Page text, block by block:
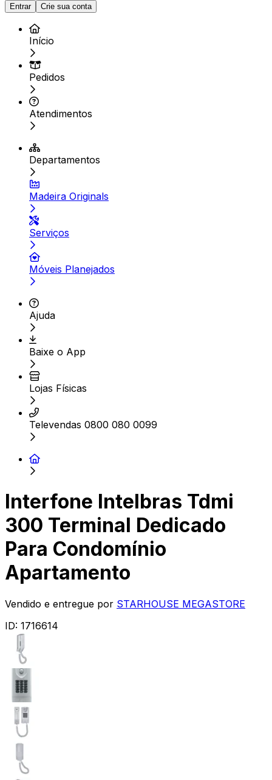
Entrar Crie sua conta
Início
Pedidos
Atendimentos
Departamentos
Madeira Originals
Serviços
Móveis Planejados
Ajuda
Baixe o App
Lojas Físicas
Televendas 0800 080 0099
Interfone Intelbras Tdmi
300 Terminal Dedicado
Para Condomínio
Apartamento
Vendido e entregue por STARHOUSE MEGASTORE
ID: 1716614